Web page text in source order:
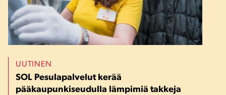
UUTINEN
SOL Pesulapalvelut kerää
pääkaupunkiseudulla lämpimiä takkeja